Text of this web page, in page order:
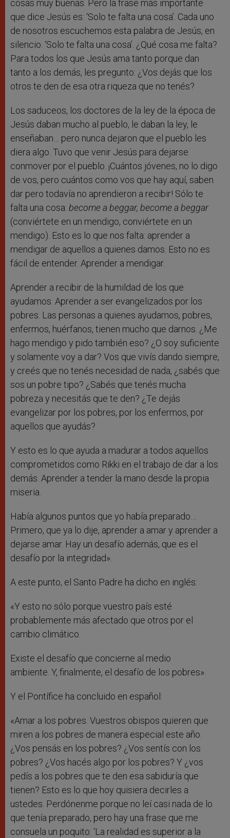
cosas muy buenas. Pero la frase más importante
que dice Jesús es: ‘Solo te falta una cosa’. Cada uno
de nosotros escuchemos esta palabra de Jesús, en
silencio. ‘Solo te falta una cosa’. ¿Qué cosa me falta?
Para todos los que Jesús ama tanto porque dan
tanto a los demás, les pregunto: ¿Vos dejás que los
otros te den de esa otra riqueza que no tenés?
Los saduceos, los doctores de la ley de la época de
Jesús daban mucho al pueblo, le daban la ley, le
enseñaban… pero nunca dejaron que el pueblo les
diera algo. Tuvo que venir Jesús para dejarse
conmover por el pueblo. ¡Cuántos jóvenes, no lo digo
de vos, pero cuántos como vos que hay aquí, saben
dar pero todavía no aprendieron a recibir! Sólo te
falta una cosa: become a beggar, become a beggar
(conviértete en un mendigo, conviértete en un
mendigo). Esto es lo que nos falta: aprender a
mendigar de aquellos a quienes damos. Esto no es
fácil de entender. Aprender a mendigar.
Aprender a recibir de la humildad de los que
ayudamos. Aprender a ser evangelizados por los
pobres. Las personas a quienes ayudamos, pobres,
enfermos, huérfanos, tienen mucho que darnos. ¿Me
hago mendigo y pido también eso? ¿O soy suficiente
y solamente voy a dar? Vos que vivís dando siempre,
y creés que no tenés necesidad de nada, ¿sabés que
sos un pobre tipo? ¿Sabés que tenés mucha
pobreza y necesitás que te den? ¿Te dejás
evangelizar por los pobres, por los enfermos, por
aquellos que ayudás?
Y esto es lo que ayuda a madurar a todos aquellos
comprometidos como Rikki en el trabajo de dar a los
demás. Aprender a tender la mano desde la propia
miseria.
Había algunos puntos que yo había preparado…
Primero, que ya lo dije, aprender a amar y aprender a
dejarse amar. Hay un desafío además, que es el
desafío por la integridad».
A este punto, el Santo Padre ha dicho en inglés:
«Y esto no sólo porque vuestro país esté
probablemente más afectado que otros por el
cambio climático.
Existe el desafío que concierne al medio
ambiente. Y, finalmente, el desafío de los pobres».
Y el Pontífice ha concluido en español:
«Amar a los pobres. Vuestros obispos quieren que
miren a los pobres de manera especial este año.
¿Vos pensás en los pobres? ¿Vos sentís con los
pobres? ¿Vos hacés algo por los pobres? Y ¿vos
pedís a los pobres que te den esa sabiduría que
tienen? Esto es lo que hoy quisiera decirles a
ustedes. Perdónenme porque no leí casi nada de lo
que tenía preparado, pero hay una frase que me
consuela un poquito: ‘La realidad es superior a la